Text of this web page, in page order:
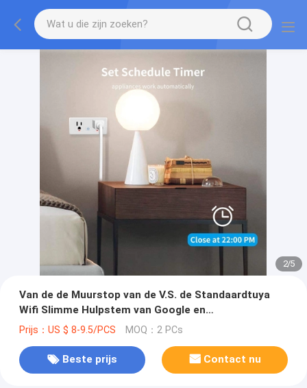
2/5
Van de de Muurstop van de V.S. de Standaardtuya
Wifi Slimme Hulpstem van Google en
Timingscontrole
Prijs：US $ 8-9.5/PCS MOQ：2 PCs
Beste prijs Contact nu